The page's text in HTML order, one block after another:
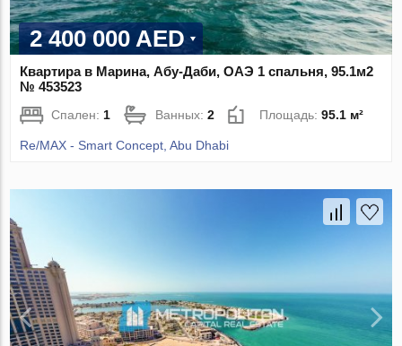
2 400 000 AED
Квартира в Марина, Абу-Даби, ОАЭ 1 спальня, 95.1м2
№ 453523
Спален: 1 Ванных:2 Площадь:95.1 м²
Re/MAX - Smart Concept, Abu Dhabi